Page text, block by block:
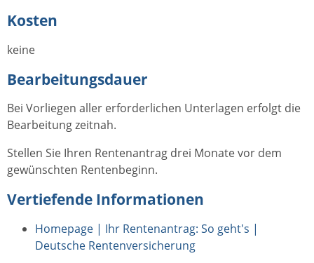
Kosten
keine
Bearbeitungsdauer
Bei Vorliegen aller erforderlichen Unterlagen erfolgt die
Bearbeitung zeitnah.
Stellen Sie Ihren Rentenantrag drei Monate vor dem
gewünschten Rentenbeginn.
Vertiefende Informationen
Homepage | Ihr Rentenantrag: So geht's |
Deutsche Rentenversicherung